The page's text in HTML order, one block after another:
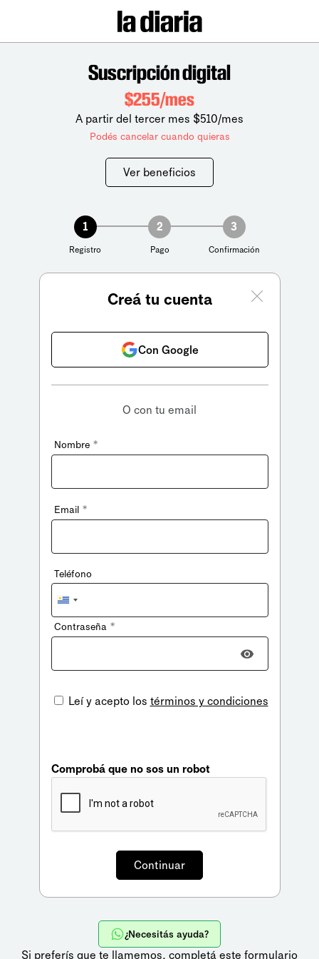
Suscripción digital
$255/mes
A partir del tercer mes $510/mes
Podés cancelar cuando quieras
Ver beneficios
1
Registro
2
Pago
3
Confirmación
Creá tu cuenta
Con Google
O con tu email
Nombre *
Email *
Teléfono
Uruguay
+598
Contraseña *
Leí y acepto los términos y condiciones
Comprobá que no sos un robot
¿Necesitás ayuda?
Si preferís que te llamemos, completá este formulario